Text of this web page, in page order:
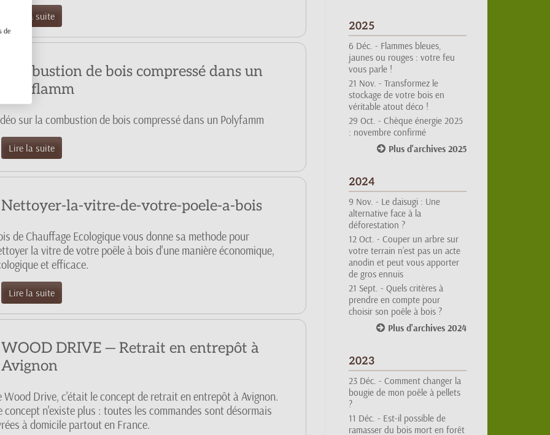
Lire la suite
Combustion de bois compressé dans un
Polyflamm
sur la combustion de bois compressé dans un Polyfamm
Lire la suite
Nettoyer-la-vitre-de-votre-poele-a-bois
de Chauffage Ecologique vous donne sa methode pour
la vitre de votre poële à bois d'une manière économique,
et efficace.
Lire la suite
WOOD DRIVE — Retrait en entrepôt à
Avignon
Wood Drive, c'était le concept de retrait en entrepôt à Avignon.
concept n'existe plus : toutes les commandes sont désormais
à domicile partout en France.
6 Déc. -Flammes bleues,
jaunes ou rouges : votre feu
vous parle !
21 Nov. -Transformez le
stockage de votre bois en
véritable atout déco !
29 Oct. -Chèque énergie 2025
: novembre confirmé
Plus d'archives 2025
9 Nov. -Le daisugi : Une
alternative face à la
déforestation ?
12 Oct. -Couper un arbre sur
votre terrain n’est pas un acte
anodin et peut vous apporter
de gros ennuis
21 Sept. -Quels critères à
prendre en compte pour
choisir son poêle à bois ?
Plus d'archives 2024
23 Déc. -Comment changer la
bougie de mon poêle à pellets
?
11 Déc. -
ramasser du bois mort en forêt
?
de